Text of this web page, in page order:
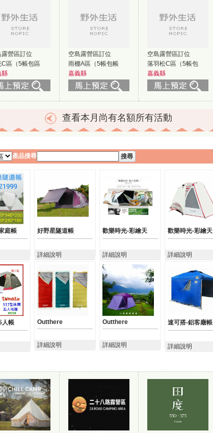
露營區訂位
C區（5帳包區
縣
空島露營區訂位
雨棚A區（5帳包帳
嘉義縣
空島露營區訂位
落羽松C區（5帳包
嘉義縣
查看本月尚有名額所有活動
產品搜尋
庭帳 好野星隧道帳
詳細說明
歡樂時光-彩繪天
詳細說明
歡樂時光-彩繪天
詳細說明
人帳 Outthere
詳細說明
Outthere
詳細說明
速可搭-鋁客廰帳
詳細說明